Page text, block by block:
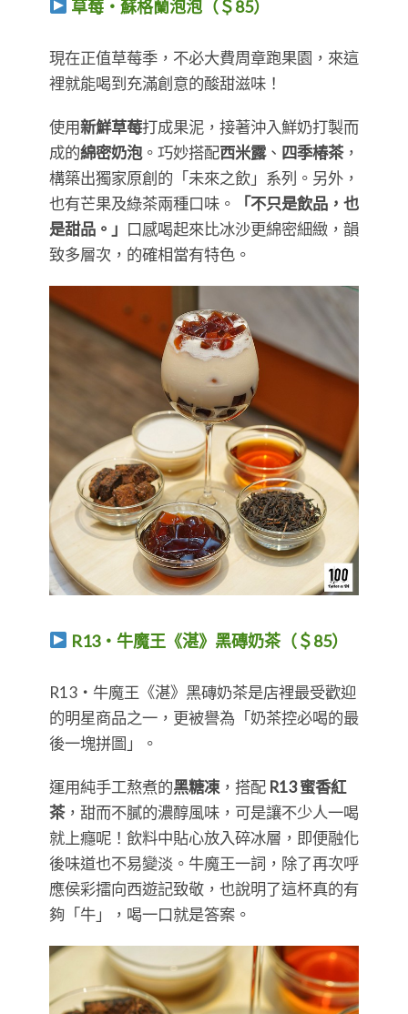
草莓・蘇格蘭泡泡（＄85）
​​​​​​​現在正值草莓季，不必大費周章跑果園，來這
裡就能喝到充滿創意的酸甜滋味！
使用新鮮草莓打成果泥，接著沖入鮮奶打製而
成的綿密奶泡。巧妙搭配西米露、 四季椿茶，
構築出獨家原創的「未來之飲」系列。另外，
也有芒果及綠茶兩種口味。
「不只是飲品，也
是甜品。」 口感喝起來比冰沙更綿密細緻，韻
致多層次，的確相當有特色。
R13・牛魔王《湛》黑磚奶茶（＄85）
​​​​​​R13・牛魔王《湛》黑磚奶茶是店裡最受歡迎
的明星商品之一，更被譽為「奶茶控必喝的最
後一塊拼圖」。
運用純手工熬煮的黑糖凍 ，搭配 R13 蜜香紅
茶，甜而不膩的濃醇風味，可是讓不少人一喝
就上癮呢！飲料中貼心放入碎冰層，即便融化
後味道也不易變淡。牛魔王一詞，除了再次呼
應侯彩擂向西遊記致敬，也說明了這杯真的有
夠「牛」，喝一口就是答案。